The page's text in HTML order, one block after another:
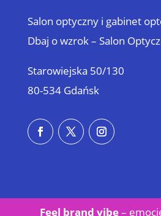
Salon optyczny i gabinet
Dbaj o wzrok – Salon
Starowiejska 50/130
80-534 Gdańsk
Feel brand vibe–